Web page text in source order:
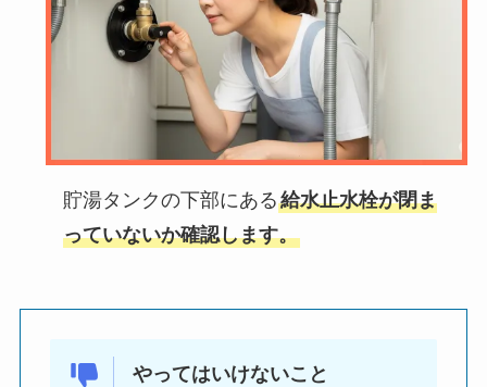
貯湯タンクの下部にある給水止水栓が閉ま
っていないか確認します。
やってはいけないこと